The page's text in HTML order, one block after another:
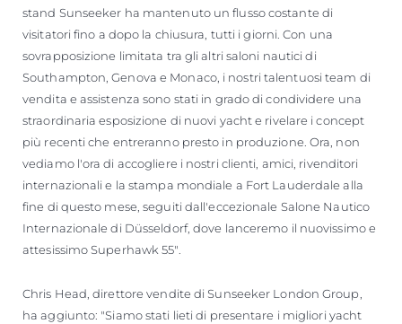
stand Sunseeker ha mantenuto un flusso costante di
visitatori fino a dopo la chiusura, tutti i giorni. Con una
sovrapposizione limitata tra gli altri saloni nautici di
Southampton, Genova e Monaco, i nostri talentuosi team di
vendita e assistenza sono stati in grado di condividere una
straordinaria esposizione di nuovi yacht e rivelare i concept
più recenti che entreranno presto in produzione. Ora, non
vediamo l'ora di accogliere i nostri clienti, amici, rivenditori
internazionali e la stampa mondiale a Fort Lauderdale alla
fine di questo mese, seguiti dall'eccezionale Salone Nautico
Internazionale di Düsseldorf, dove lanceremo il nuovissimo e
attesissimo Superhawk 55".
Chris Head, direttore vendite di Sunseeker London Group,
ha aggiunto: "Siamo stati lieti di presentare i migliori yacht